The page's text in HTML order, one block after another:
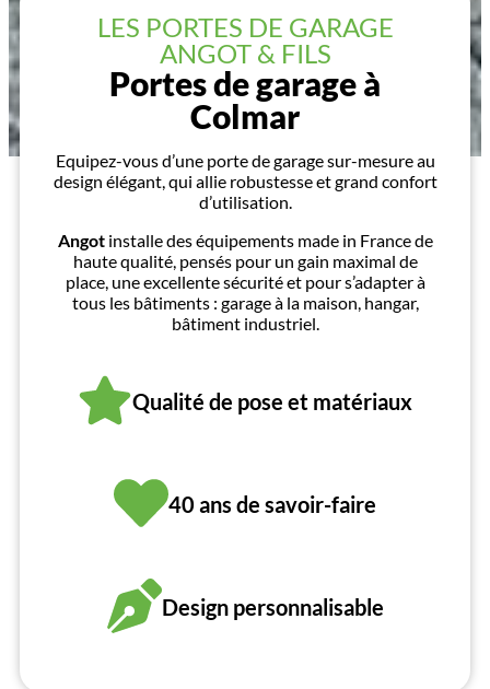
LES PORTES DE GARAGE
ANGOT & FILS
Portes de garage à
Colmar
Equipez-vous d’une porte de garage sur-mesure au
design élégant, qui allie robustesse et grand confort
d’utilisation.
Angotinstalle des équipements made in France de
haute qualité, pensés pour un gain maximal de
place, une excellente sécurité et pour s’adapter à
tous les bâtiments : garage à la maison, hangar,
bâtiment industriel.
Qualité de pose et matériaux
40 ans de savoir-faire
Design personnalisable